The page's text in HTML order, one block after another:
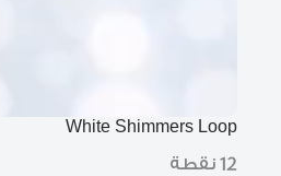
White Shimmers Loop
12 نقطة